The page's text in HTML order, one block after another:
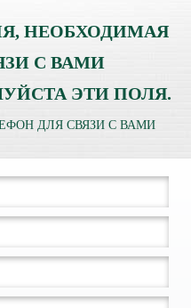
НЕОБХОДИМАЯ
С ВАМИ
ЭТИ ПОЛЯ.
ДЛЯ СВЯЗИ С ВАМИ